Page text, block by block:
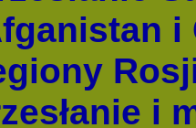
i
i